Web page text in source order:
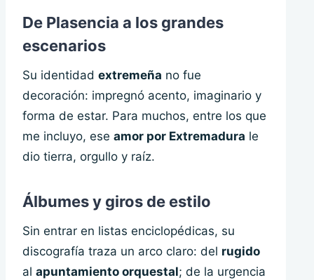
De Plasencia a los grandes
escenarios
Su identidad extremeña no fue
decoración: impregnó acento, imaginario y
forma de estar. Para muchos, entre los que
me incluyo, ese amor por Extremadura le
dio tierra, orgullo y raíz.
Álbumes y giros de estilo
Sin entrar en listas enciclopédicas, su
discografía traza un arco claro: del rugido
al apuntamiento orquestal; de la urgencia